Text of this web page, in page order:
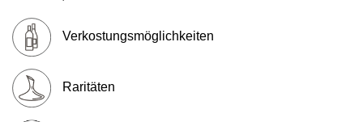
Verkostungsmöglichkeiten
Raritäten